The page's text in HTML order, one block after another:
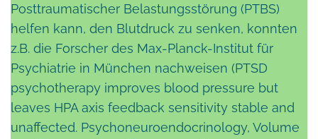
Posttraumatischer Belastungsstörung (PTBS)
helfen kann, den Blutdruck zu senken, konnten
z.B. die Forscher des Max-Planck-Institut für
Psychiatrie in München nachweisen (PTSD
psychotherapy improves blood pressure but
leaves HPA axis feedback sensitivity stable and
unaffected. Psychoneuroendocrinology, Volume